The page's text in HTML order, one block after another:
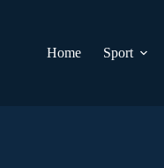
Home
Sport